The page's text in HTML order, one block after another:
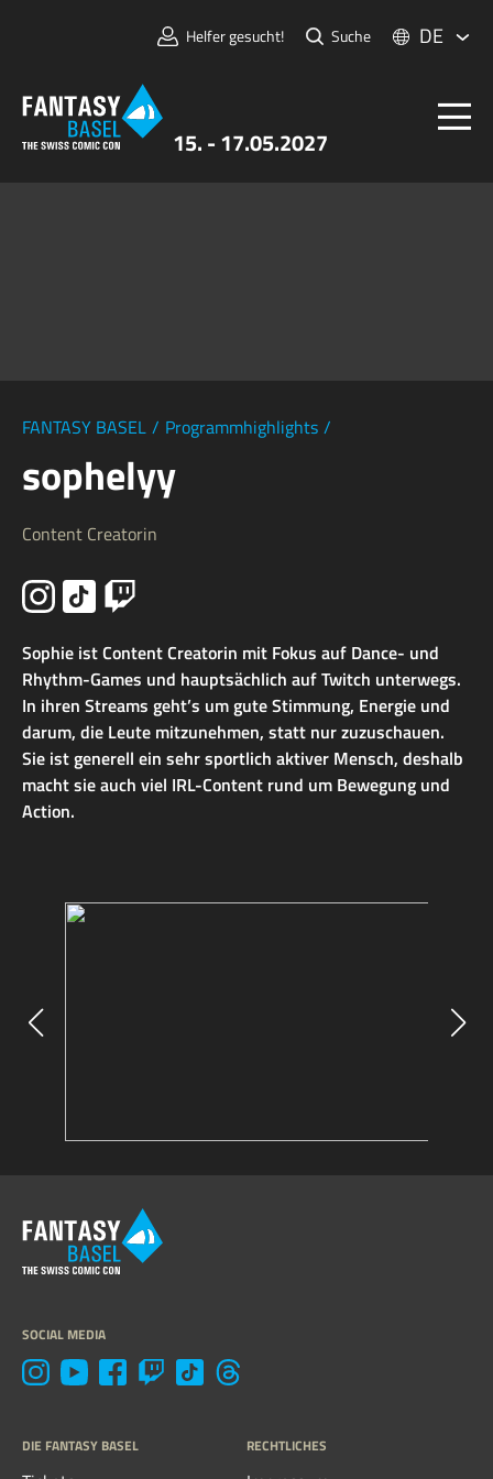
15. - 17.05.2027
Helfer gesucht! Suche DE
FANTASY BASEL / Programmhighlights /
sophelyy
Content Creatorin
Sophie ist Content Creatorin mit Fokus auf Dance- und
Rhythm-Games und hauptsächlich auf Twitch unterwegs.
In ihren Streams geht’s um gute Stimmung, Energie und
darum, die Leute mitzunehmen, statt nur zuzuschauen.
Sie ist generell ein sehr sportlich aktiver Mensch, deshalb
macht sie auch viel IRL-Content rund um Bewegung und
Action.
SOCIAL MEDIA
DIE FANTASY BASEL RECHTLICHES